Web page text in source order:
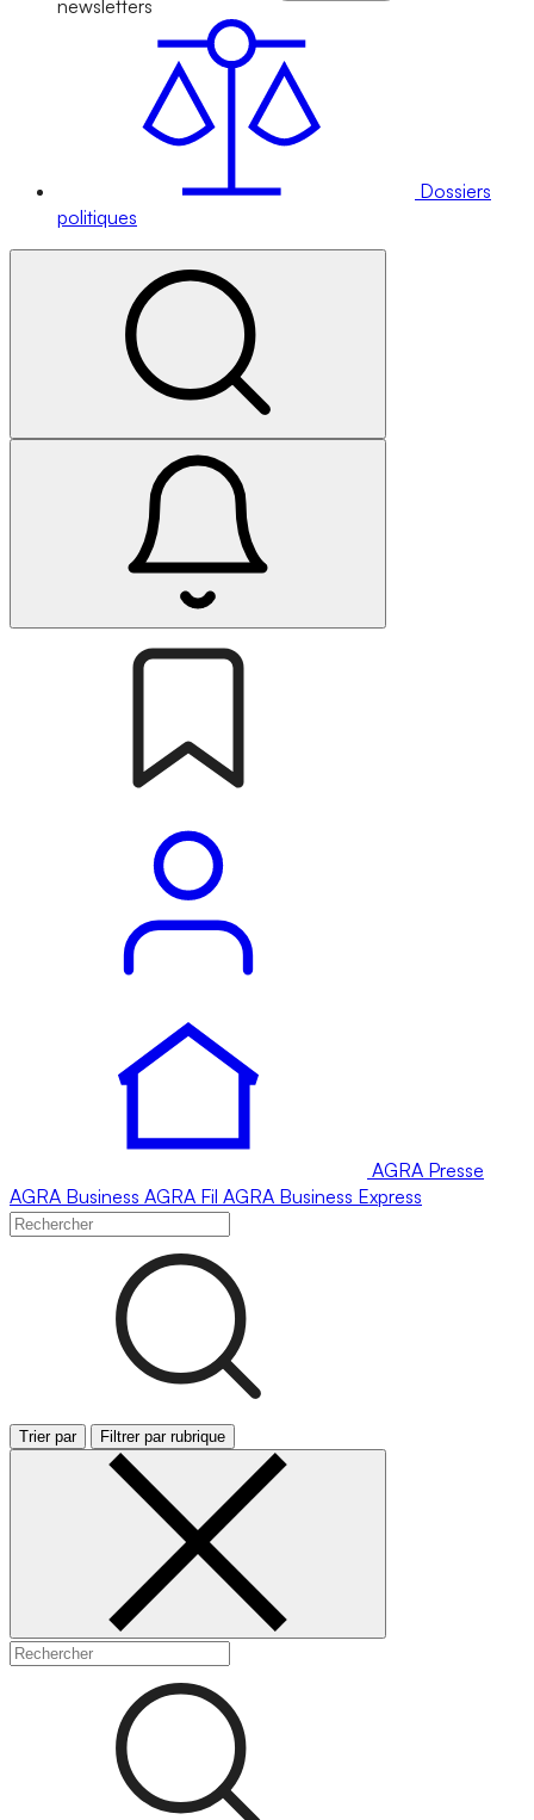
newsletters
Dossiers
politiques
AGRA Presse
AGRA Business AGRA Fil AGRA Business Express
Trier par Filtrer par rubrique